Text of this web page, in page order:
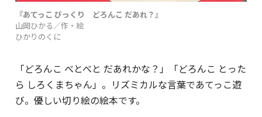
『あてっこ びっくり どろんこ だあれ？』
山岡ひかる／作・絵
ひかりのくに
「どろんこ べとべと だあれかな？」「どろんこ とった
ら しろくまちゃん」。リズミカルな言葉であてっこ遊
び。優しい切り絵の絵本です。